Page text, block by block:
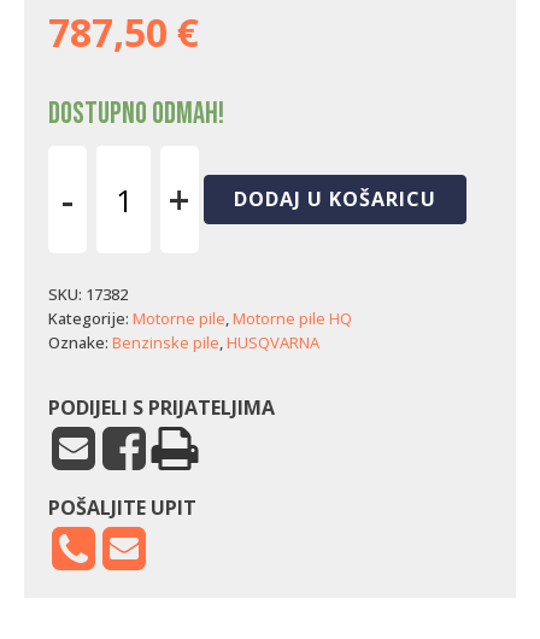
787,50 €
Dostupno odmah!
-
545
Mark
II
+ DODAJ U KOŠARICU
SKU: 17382
Kategorije: Motorne pile,Motorne pile HQ
Oznake: Benzinske pile,HUSQVARNA
PODIJELI S PRIJATELJIMA
POŠALJITE UPIT